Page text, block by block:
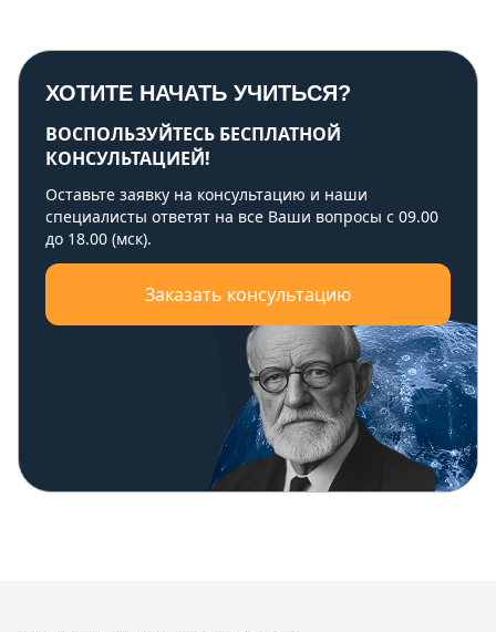
ХОТИТЕ НАЧАТЬ УЧИТЬСЯ?
ВОСПОЛЬЗУЙТЕСЬ БЕСПЛАТНОЙ
КОНСУЛЬТАЦИЕЙ!
Оставьте заявку на консультацию и наши
специалисты ответят на все Ваши вопросы с 09.00
до 18.00 (мск).
Заказать консультацию